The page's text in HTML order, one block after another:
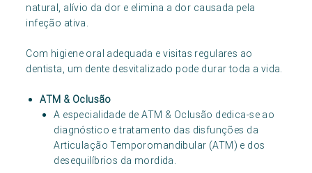
natural, alívio da dor e elimina a dor causada pela
infeção ativa.
Com higiene oral adequada e visitas regulares ao
dentista, um dente desvitalizado pode durar toda a vida.
ATM & Oclusão
A especialidade de ATM & Oclusão dedica-se ao
diagnóstico e tratamento das disfunções da
Articulação Temporomandibular (ATM) e dos
desequilíbrios da mordida.